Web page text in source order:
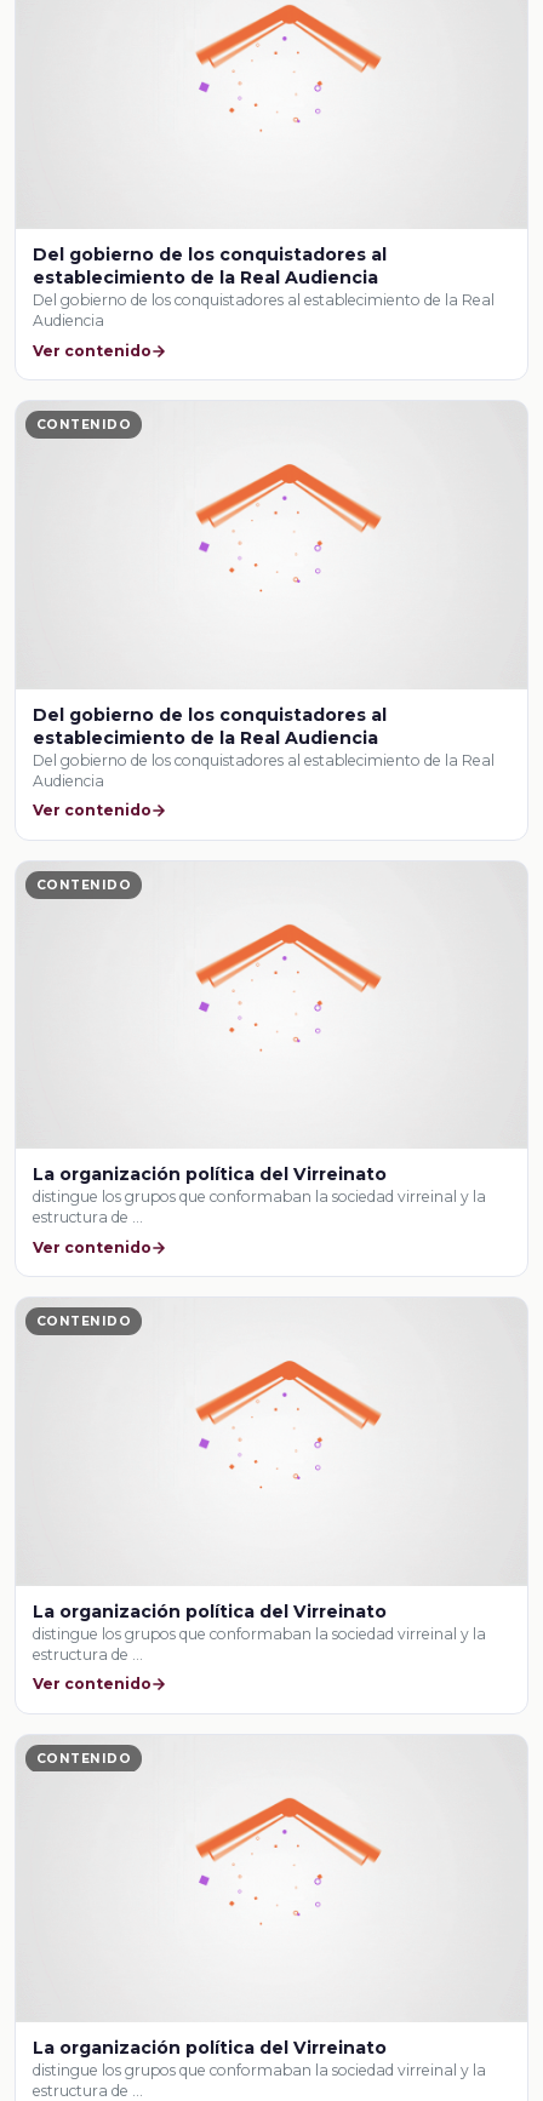
Del gobierno de los conquistadores al
establecimiento de la Real Audiencia
Del gobierno de los conquistadores al establecimiento de la Real
Audiencia
Ver contenido
CONTENIDO
Del gobierno de los conquistadores al
establecimiento de la Real Audiencia
Del gobierno de los conquistadores al establecimiento de la Real
Audiencia
Ver contenido
CONTENIDO
La organización política del Virreinato
distingue los grupos que conformaban la sociedad virreinal y la
estructura de …
Ver contenido
CONTENIDO
La organización política del Virreinato
distingue los grupos que conformaban la sociedad virreinal y la
estructura de …
Ver contenido
CONTENIDO
La organización política del Virreinato
distingue los grupos que conformaban la sociedad virreinal y la
estructura de …